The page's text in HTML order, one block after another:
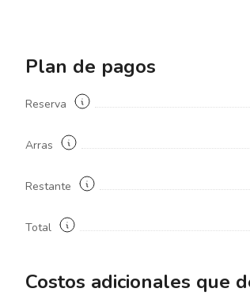
Plan de pagos
Reserva
Arras
Restante
Total
Costos adicionales que